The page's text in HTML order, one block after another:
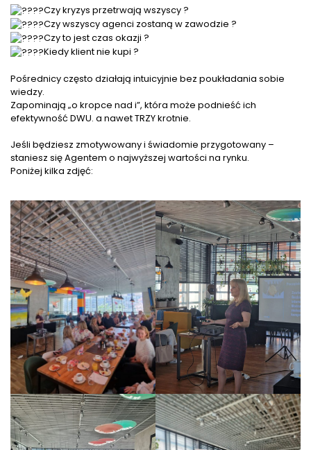
Czy kryzys przetrwają wszyscy ?
Czy wszyscy agenci zostaną w zawodzie ?
Czy to jest czas okazji ?
Kiedy klient nie kupi ?
Pośrednicy często działają intuicyjnie bez poukładania sobie
wiedzy.
Zapominają „o kropce nad i”, która może podnieść ich
efektywność DWU. a nawet TRZY krotnie.
Jeśli będziesz zmotywowany i świadomie przygotowany –
staniesz się Agentem o najwyższej wartości na rynku.
Poniżej kilka zdjęć: